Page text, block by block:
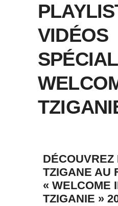
VIDÉOS
DÉCOUVREZ
TZIGANE AU
« WELCOME
TZIGANIE »